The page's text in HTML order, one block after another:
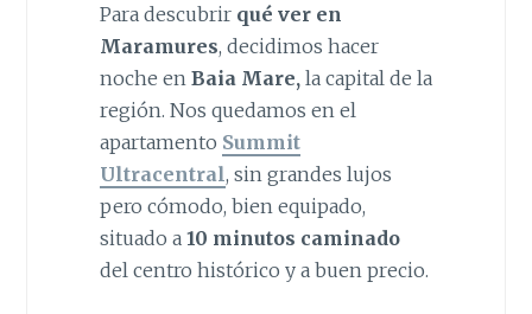
Para descubrir qué ver en
Maramures, decidimos hacer
noche en Baia Mare, la capital de la
región. Nos quedamos en el
apartamento Summit
Ultracentral, sin grandes lujos
pero cómodo, bien equipado,
situado a 10 minutos caminado
del centro histórico y a buen precio.